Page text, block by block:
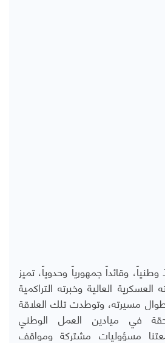
وقائداً جمهورياً وحدوياً، تميز
العسكرية العالية وخبرته التراكمية
طوال مسيرته، وتوطدت تلك العلاقة
في ميادين العمل الوطني
مسؤوليات مشتركة ومواقف